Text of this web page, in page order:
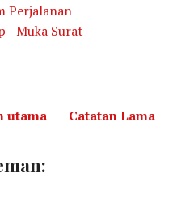
Perjalanan
- Muka Surat
Catatan Lama
utama